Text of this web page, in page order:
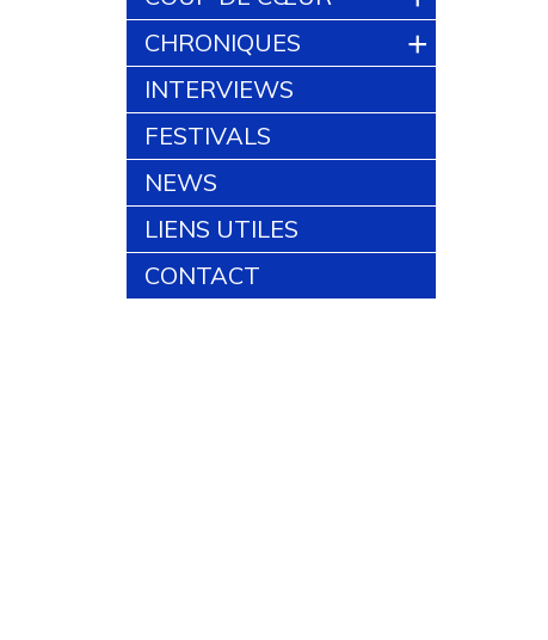
CHRONIQUES +
INTERVIEWS
FESTIVALS
NEWS
LIENS UTILES
CONTACT